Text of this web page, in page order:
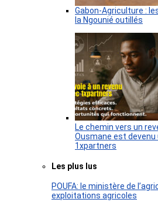
Gabon-Agriculture :
la Ngounié outillés
Le chemin vers un
Ousmane est
1xpartners
Les plus lus
POUFA: le ministère de
exploitations agricoles